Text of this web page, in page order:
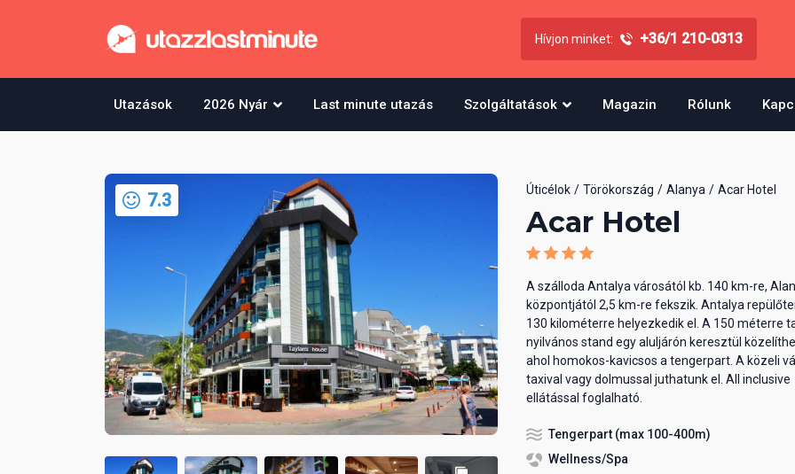
Hívjon minket: +36/1 210-0313
Utazások 2026 Nyár Last minute utazás Szolgáltatások Magazin Rólunk
7.3 Úticélok Törökország Alanya Acar Hotel
Acar Hotel
A szálloda Antalya városától kb. 140 km-re,
központjától 2,5 km-re fekszik. Antalya
130 kilométerre helyezkedik el. A 150 méterre
nyilvános stand egy aluljárón keresztül
ahol homokos-kavicsos a tengerpart. A közeli
taxival vagy dolmussal juthatunk el. All inclusive
ellátással foglalható.
Tengerpart (max 100-400m)
Wellness/Spa